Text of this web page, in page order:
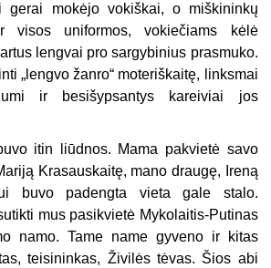
gerai mokėjo vokiškai, o miškininkų
visos uniformos, vokiečiams kėlė
lengvai pro sargybinius prasmuko.
„lengvo žanro“ moteriškaitę, linksmai
ir besišypsantys kareiviai jos
itin liūdnos. Mama pakvietė savo
Krasauskaitę, mano draugę, Ireną
buvo padengta vieta gale stalo.
mus pasikvietė Mykolaitis-Putinas
namo. Tame name gyveno ir kitas
teisininkas, Živilės tėvas. Šios abi